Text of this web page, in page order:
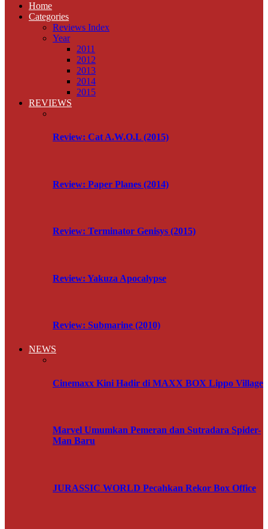
Home
Categories
Reviews Index
Year
2011
2012
2013
2014
2015
REVIEWS
Review: Cat A.W.O.L (2015)
Review: Paper Planes (2014)
Review: Terminator Genisys (2015)
Review: Yakuza Apocalypse
Review: Submarine (2010)
NEWS
Cinemaxx Kini Hadir di MAXX BOX Lippo Village
Marvel Umumkan Pemeran dan Sutradara Spider-
Man Baru
JURASSIC WORLD Pecahkan Rekor Box Office